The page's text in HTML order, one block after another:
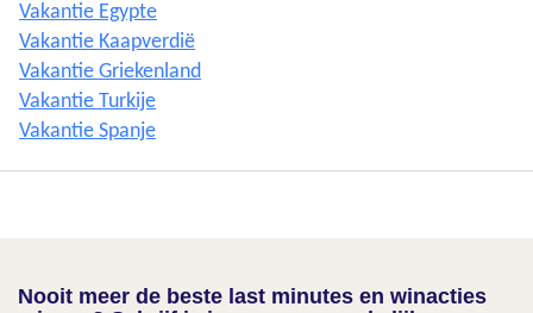
Vakantie Egypte
Vakantie Kaapverdië
Vakantie Griekenland
Vakantie Turkije
Vakantie Spanje
Nooit meer de beste last minutes en winacties